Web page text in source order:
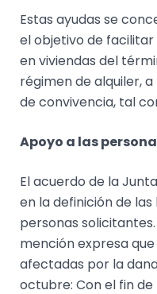
Estas ayudas se
el objetivo de
en viviendas del
régimen de alquiler,
de convivencia, tal
Apoyo a las
El acuerdo de la
en la definición de
personas
mención expresa
afectadas por la
octubre: Con el fin